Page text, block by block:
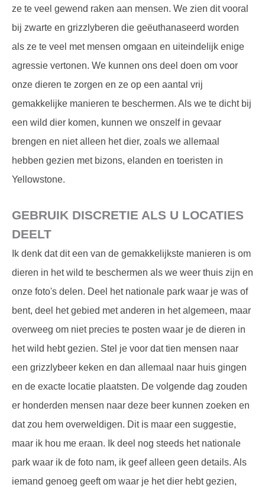
ze te veel gewend raken aan mensen. We zien dit vooral
bij zwarte en grizzlyberen die geëuthanaseerd worden
als ze te veel met mensen omgaan en uiteindelijk enige
agressie vertonen. We kunnen ons deel doen om voor
onze dieren te zorgen en ze op een aantal vrij
gemakkelijke manieren te beschermen. Als we te dicht bij
een wild dier komen, kunnen we onszelf in gevaar
brengen en niet alleen het dier, zoals we allemaal
hebben gezien met bizons, elanden en toeristen in
Yellowstone.
GEBRUIK DISCRETIE ALS U LOCATIES
DEELT
Ik denk dat dit een van de gemakkelijkste manieren is om
dieren in het wild te beschermen als we weer thuis zijn en
onze foto's delen. Deel het nationale park waar je was of
bent, deel het gebied met anderen in het algemeen, maar
overweeg om niet precies te posten waar je de dieren in
het wild hebt gezien. Stel je voor dat tien mensen naar
een grizzlybeer keken en dan allemaal naar huis gingen
en de exacte locatie plaatsten. De volgende dag zouden
er honderden mensen naar deze beer kunnen zoeken en
dat zou hem overweldigen. Dit is maar een suggestie,
maar ik hou me eraan. Ik deel nog steeds het nationale
park waar ik de foto nam, ik geef alleen geen details. Als
iemand genoeg geeft om waar je het dier hebt gezien,